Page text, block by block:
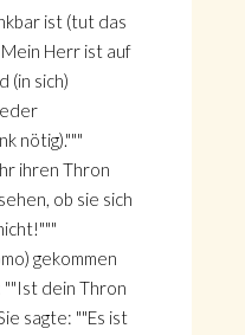
ist (tut das
Herr ist auf
(in sich)
nötig)."""
ihren Thron
ob sie sich
gekommen
""Ist dein Thron
sagte: ""Es ist